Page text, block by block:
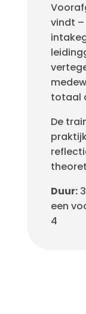
vindt –
totaal
De
Duur:
een
4